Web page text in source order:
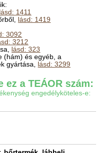
lásd: 1411
lásd: 1419
3092
3212
lásd: 323
(hám) és egyéb, a
gyártása, lásd: 3299
ez a TEÁOR szám:
engedélyköteles-e: